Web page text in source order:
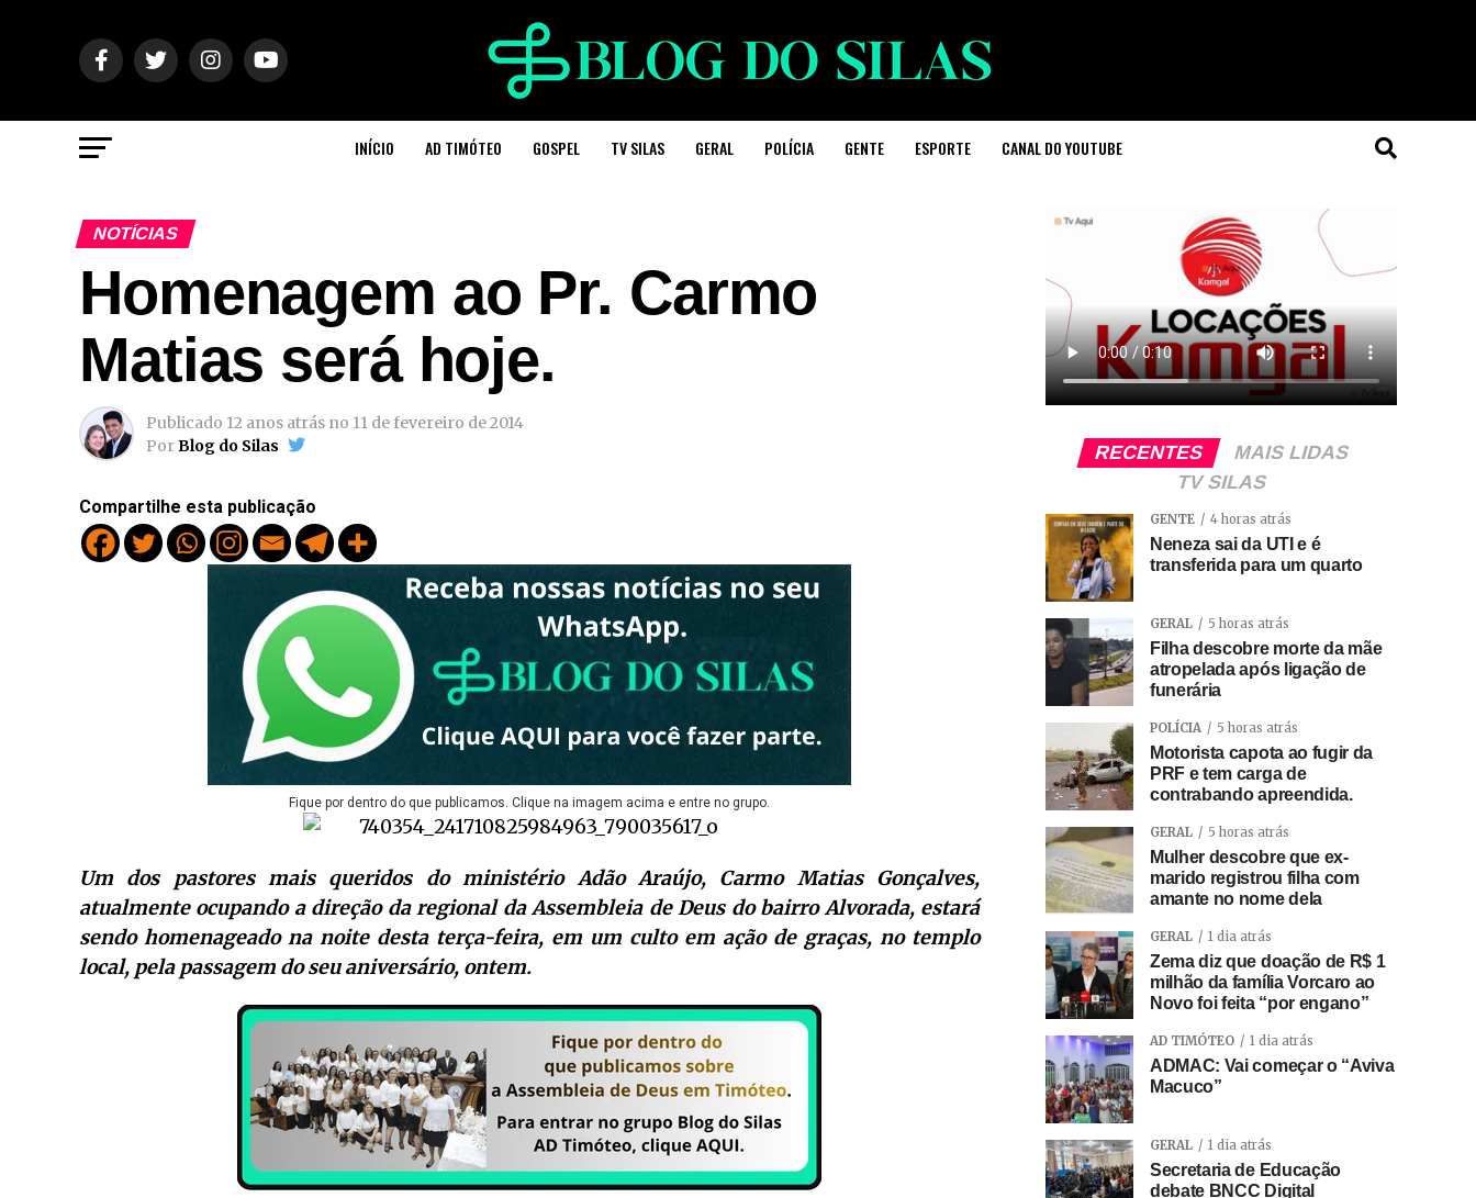
INÍCIO AD TIMÓTEO GOSPEL TV SILAS GERAL POLÍCIA GENTE ESPORTE CANAL DO YOUTUBE
NOTÍCIAS
Homenagem ao Pr. Carmo
Matias será hoje.
Publicado 12 anos atrás no 11 de fevereiro de 2014
PorBlog do Silas
Compartilhe esta publicação
Fique por dentro do que publicamos. Clique na imagem acima e entre no grupo.
Um dos pastores mais queridos do ministério Adão Araújo, Carmo Matias Gonçalves,
atualmente ocupando a direção da regional da Assembleia de Deus do bairro Alvorada, estará
sendo homenageado na noite desta terça-feira, em um culto em ação de graças, no templo
local, pela passagem do seu aniversário, ontem.
RECENTES
MAIS LIDAS
TV SILAS
GENTE 4 horas atrás
Neneza sai da UTI e é
transferida para um quarto
GERAL 5 horas atrás
Filha descobre morte da mãe
atropelada após ligação de
funerária
POLÍCIA 5 horas atrás
Motorista capota ao fugir da
PRF e tem carga de
contrabando apreendida.
GERAL 5 horas atrás
Mulher descobre que ex-
marido registrou filha com
amante no nome dela
GERAL 1 dia atrás
Zema diz que doação de R$ 1
milhão da família Vorcaro ao
Novo foi feita “por engano”
AD TIMÓTEO 1 dia atrás
ADMAC: Vai começar o “Aviva
Macuco”
GERAL 1 dia atrás
Secretaria de Educação
debate BNCC Digital